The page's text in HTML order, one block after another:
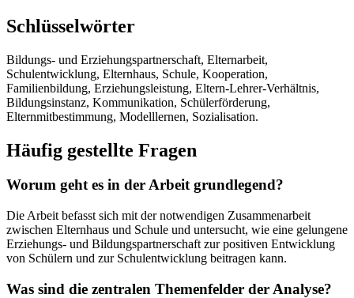
Schlüsselwörter
Bildungs- und Erziehungspartnerschaft, Elternarbeit,
Schulentwicklung, Elternhaus, Schule, Kooperation,
Familienbildung, Erziehungsleistung, Eltern-Lehrer-Verhältnis,
Bildungsinstanz, Kommunikation, Schülerförderung,
Elternmitbestimmung, Modelllernen, Sozialisation.
Häufig gestellte Fragen
Worum geht es in der Arbeit grundlegend?
Die Arbeit befasst sich mit der notwendigen Zusammenarbeit
zwischen Elternhaus und Schule und untersucht, wie eine gelungene
Erziehungs- und Bildungspartnerschaft zur positiven Entwicklung
von Schülern und zur Schulentwicklung beitragen kann.
Was sind die zentralen Themenfelder der Analyse?